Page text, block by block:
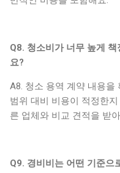
Q8. 청소비가 너무 높게
요?
A8. 청소 용역 계약 내용을
범위 대비 비용이 적정한
른 업체와 비교 견적을 받
Q9. 경비비는 어떤 기준으